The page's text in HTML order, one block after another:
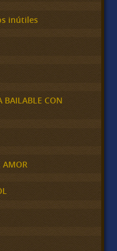
inútiles
BAILABLE CON
AMOR